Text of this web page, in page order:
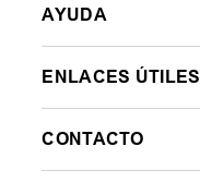
AYUDA
ENLACES ÚTILES
CONTACTO